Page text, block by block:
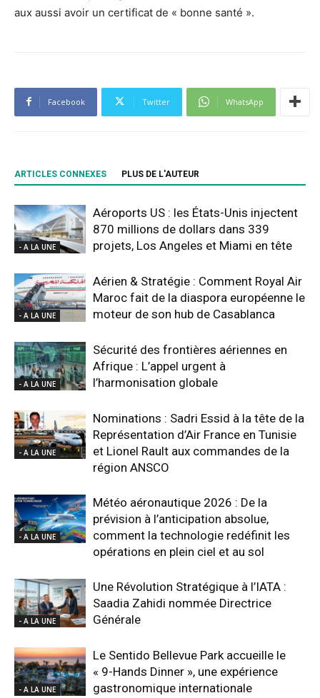
aux aussi avoir un certificat de « bonne santé ».
Facebook Twitter WhatsApp
ARTICLES CONNEXES PLUS DE L'AUTEUR
- A LA UNE
Aéroports US : les États-Unis injectent
870 millions de dollars dans 339
projets, Los Angeles et Miami en tête
- A LA UNE
Aérien & Stratégie : Comment Royal Air
Maroc fait de la diaspora européenne le
moteur de son hub de Casablanca
- A LA UNE
Sécurité des frontières aériennes en
Afrique : L’appel urgent à
l’harmonisation globale
- A LA UNE
Nominations : Sadri Essid à la tête de la
Représentation d’Air France en Tunisie
et Lionel Rault aux commandes de la
région ANSCO
- A LA UNE
Météo aéronautique 2026 : De la
prévision à l’anticipation absolue,
comment la technologie redéfinit les
opérations en plein ciel et au sol
- A LA UNE
Une Révolution Stratégique à l’IATA :
Saadia Zahidi nommée Directrice
Générale
- A LA UNE
Le Sentido Bellevue Park accueille le
« 9-Hands Dinner », une expérience
gastronomique internationale